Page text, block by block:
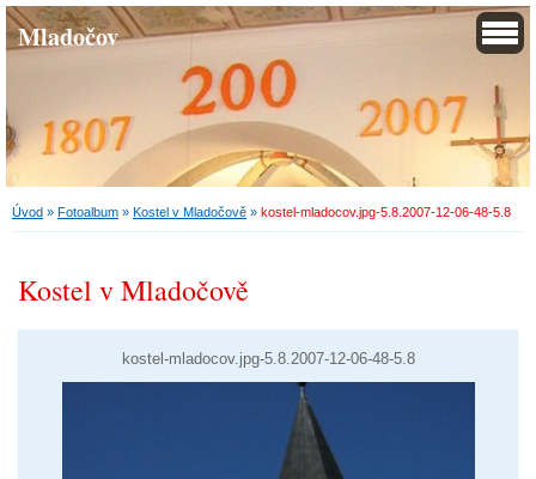
Mladočov
Úvod » Fotoalbum » Kostel v Mladočově » kostel-mladocov.jpg-5.8.2007-12-06-48-5.8
Kostel v Mladočově
kostel-mladocov.jpg-5.8.2007-12-06-48-5.8